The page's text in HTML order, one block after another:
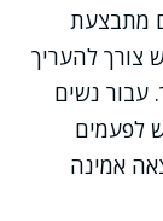
מתבצעת
צורך להעריך
עבור נשים
לפעמים
אמינה